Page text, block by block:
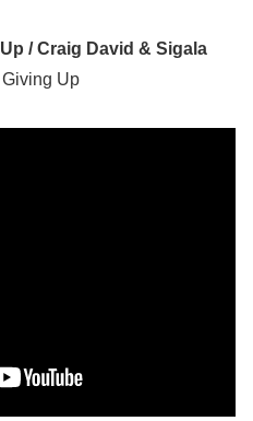
/ Craig David & Sigala
Up